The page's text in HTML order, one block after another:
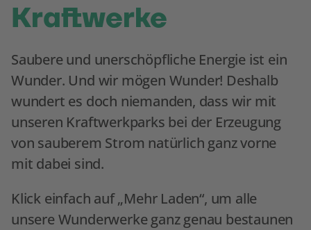
Kraftwerke
Saubere und unerschöpfliche Energie ist ein
Wunder. Und wir mögen Wunder! Deshalb
wundert es doch niemanden, dass wir mit
unseren Kraftwerkparks bei der Erzeugung
von sauberem Strom natürlich ganz vorne
mit dabei sind.
Klick einfach auf „Mehr Laden“, um alle
unsere Wunderwerke ganz genau bestaunen